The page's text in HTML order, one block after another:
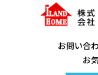
お問い合
お